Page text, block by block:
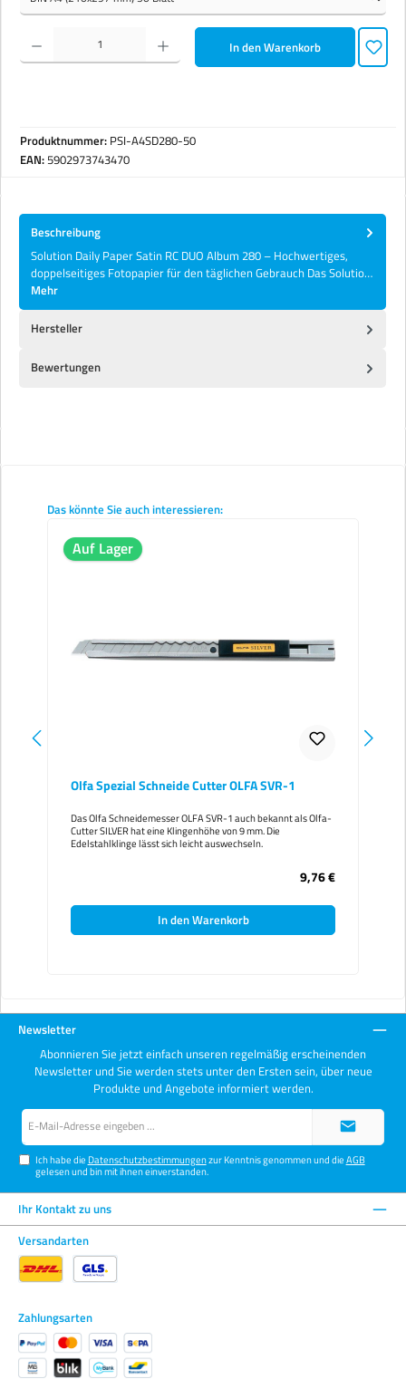
Produkt Anzahl: Gib den gewünschten Wert ein oder benutze die Schaltflächen um die Anzahl zu
In den Warenkorb
Produktnummer: PSI-A4SD280-50
EAN:5902973743470
Beschreibung
Solution Daily Paper Satin RC DUO Album 280 – Hochwertiges,
doppelseitiges Fotopapier für den täglichen Gebrauch Das Solutio…
Mehr
Hersteller
Bewertungen
Produktgalerie überspringen
Das könnte Sie auch interessieren:
Auf Lager
Olfa Spezial Schneide Cutter OLFA SVR-1
Das Olfa Schneidemesser OLFA SVR-1 auch bekannt als Olfa-
Cutter SILVER hat eine Klingenhöhe von 9 mm. Die
Edelstahlklinge lässt sich leicht auswechseln.
9,76 €
In den Warenkorb
Newsletter
Abonnieren Sie jetzt einfach unseren regelmäßig erscheinenden
Newsletter und Sie werden stets unter den Ersten sein, über neue
Produkte und Angebote informiert werden.
Ich habe die Datenschutzbestimmungenzur Kenntnis genommen und dieAGB
gelesen und bin mit ihnen einverstanden.
Ihr Kontakt zu uns
Versandarten
Zahlungsarten